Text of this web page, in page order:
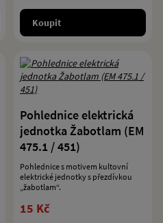
Koupit
Pohlednice elektrická
jednotka Žabotlam (EM
475.1 / 451)
Pohlednice s motivem kultovní
elektrické jednotky s přezdívkou
„žabotlam“.
15 Kč